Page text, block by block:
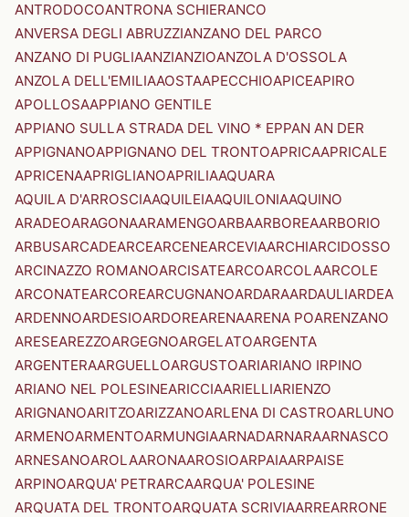
ANTRODOCOANTRONA SCHIERANCO
ANVERSA DEGLI ABRUZZIANZANO DEL PARCO
ANZANO DI PUGLIAANZIANZIOANZOLA D'OSSOLA
ANZOLA DELL'EMILIAAOSTAAPECCHIOAPICEAPIRO
APOLLOSAAPPIANO GENTILE
APPIANO SULLA STRADA DEL VINO * EPPAN AN DER
APPIGNANOAPPIGNANO DEL TRONTOAPRICAAPRICALE
APRICENAAPRIGLIANOAPRILIAAQUARA
AQUILA D'ARROSCIAAQUILEIAAQUILONIAAQUINO
ARADEOARAGONAARAMENGOARBAARBOREAARBORIO
ARBUSARCADEARCEARCENEARCEVIAARCHIARCIDOSSO
ARCINAZZO ROMANOARCISATEARCOARCOLAARCOLE
ARCONATEARCOREARCUGNANOARDARAARDAULIARDEA
ARDENNOARDESIOARDOREARENAARENA POARENZANO
ARESEAREZZOARGEGNOARGELATOARGENTA
ARGENTERAARGUELLOARGUSTOARIARIANO IRPINO
ARIANO NEL POLESINEARICCIAARIELLIARIENZO
ARIGNANOARITZOARIZZANOARLENA DI CASTROARLUNO
ARMENOARMENTOARMUNGIAARNADARNARAARNASCO
ARNESANOAROLAARONAAROSIOARPAIAARPAISE
ARPINOARQUA' PETRARCAARQUA' POLESINE
ARQUATA DEL TRONTOARQUATA SCRIVIAARREARRONE